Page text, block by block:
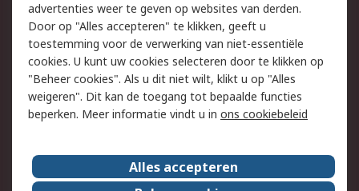
Wettelijk
Cookiebeleid
Email veiligheid
Privacybeleid
Websitevoorwaarden
Algemene
verkoopvoorwaarden
Over RS
advertenties weer te geven op websites van derden.
Door op "Alles accepteren" te klikken, geeft u
toestemming voor de verwerking van niet-essentiële
cookies. U kunt uw cookies selecteren door te klikken op
"Beheer cookies". Als u dit niet wilt, klikt u op "Alles
weigeren". Dit kan de toegang tot bepaalde functies
beperken. Meer informatie vindt u in ons cookiebeleid
Alles accepteren